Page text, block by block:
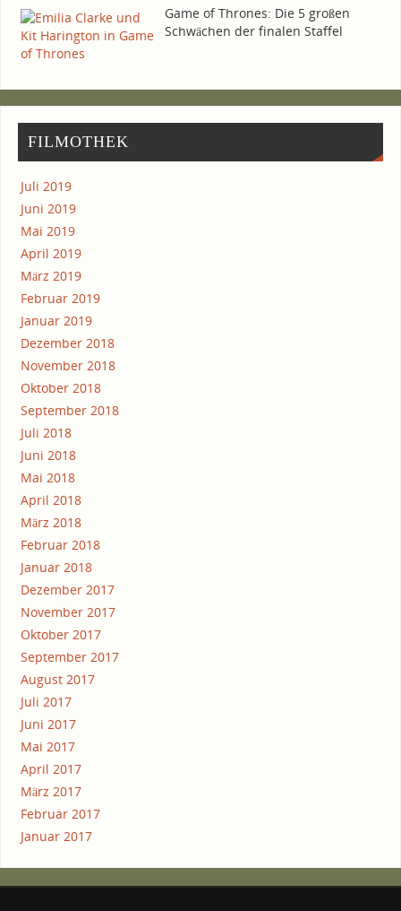
Game of Thro­nes: Die 5 gro­ßen
Schwä­chen der fina­len Staffel
FIL­MO­THEK
Juli 2019
Juni 2019
Mai 2019
April 2019
März 2019
Februar 2019
Januar 2019
Dezember 2018
November 2018
Oktober 2018
September 2018
Juli 2018
Juni 2018
Mai 2018
April 2018
März 2018
Februar 2018
Januar 2018
Dezember 2017
November 2017
Oktober 2017
September 2017
August 2017
Juli 2017
Juni 2017
Mai 2017
April 2017
März 2017
Februar 2017
Januar 2017